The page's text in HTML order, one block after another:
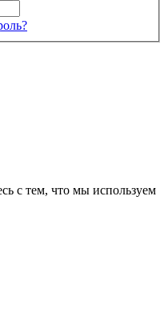
с тем, что мы используем